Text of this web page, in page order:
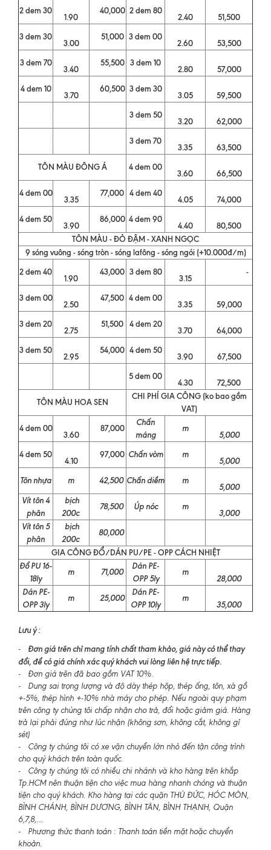
2 dem 30
1.90
40,000 2 dem 80
2.40
51,500
3 dem 30
3.00
51,000 3 dem 00
2.60
53,500
3 dem 70
3.40
55,500 3 dem 10
2.80
57,000
4 dem 10
3.70
60,500 3 dem 30
3.05
59,500
3 dem 50
3.20
62,000
3 dem 70
3.35
63,500
TÔN MÀU ĐÔNG Á
4 dem 00
3.60
66,500
4 dem 00
3.35
77,000 4 dem 40
4.05
74,000
4 dem 50
3.90
86,000 4 dem 90
4.40
80,500
TÔN MÀU - ĐỎ ĐẬM - XANH NGỌC
9 sóng vuông - sóng tròn - sóng lafông - sóng ngói (+10.000đ/m)
2 dem 40
1.90
43,000 3 dem 80
3.15
-
3 dem 00
2.50
47,500 4 dem 00
3.35
59,000
3 dem 20
2.75
51,500 4 dem 20
3.70
64,000
3 dem 50
2.95
54,000 4 dem 50
3.90
67,500
5 dem 00
4.30
72,500
TÔN MÀU HOA SEN
CHI PHÍ GIA CÔNG (ko bao gồm
VAT)
4 dem 00
3.60
87,000
Chấn
máng
m
5,000
4 dem 50
4.10
97,000 Chấn vòm m
5,000
Tôn nhựa
m 42,500 Chấn diềm m
5,000
Vít tôn 4
phân
bịch
200c
78,500 Úp nóc m
3,000
Vít tôn 5
phân
bịch
200c
80,000
GIA CÔNG ĐỔ/DÁN PU/PE - OPP CÁCH NHIỆT
Đổ PU 16-
18ly
m 71,000
Dán PE-
OPP 5ly
m
28,000
Dán PE-
OPP 3ly
m 25,000
Dán PE-
OPP 10ly
m
35,000
Lưu ý :
- Đơn giá trên chỉ mang tính chất tham khảo, giá này có thể thay
đổi, để có giá chính xác quý khách vui lòng liên hệ trực tiếp.
- Đơn giá trên đã bao gồm VAT 10%.
- Dung sai trọng lượng và độ dày thép hộp, thép ống, tôn, xà gồ
+-5%, thép hình +-10% nhà máy cho phép. Nếu ngoài quy phạm
trên công ty chúng tôi chấp nhận cho trả, đổi hoặc giảm giá. Hàng
trả lại phải đúng như lúc nhận (không sơn, không cắt, không gỉ
sét)
- Công ty chúng tôi có xe vận chuyển lớn nhỏ đến tận công trình
cho quý khách trên toàn quốc.
- Công ty chúng tôi có nhiều chi nhánh và kho hàng trên khắp
Tp.HCM nên thuận tiện cho việc mua hàng nhanh chóng và thuận
tiện cho quý khách. Kho hàng tại các quận THỦ ĐỨC, HÓC MÔN,
BÌNH CHÁNH, BÌNH DƯƠNG, BÌNH TÂN, BÌNH THẠNH, Quận
6,7,8,....
- Phương thức thanh toán : Thanh toán tiền mặt hoặc chuyển
khoản.